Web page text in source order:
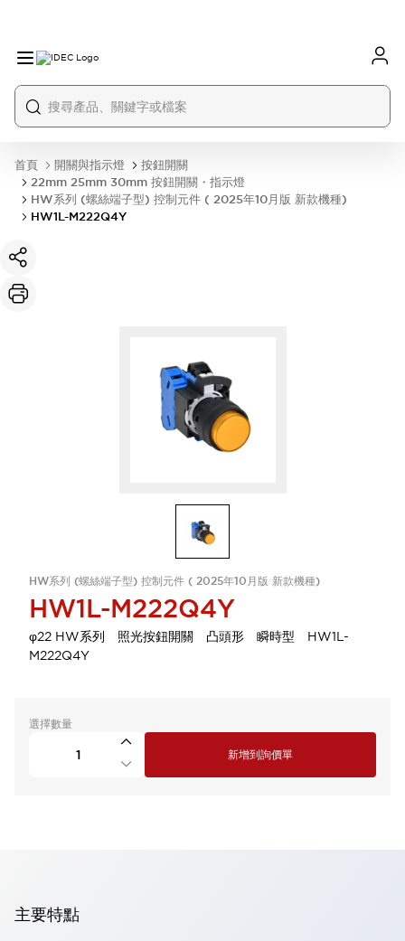
首頁 開關與指示燈
按鈕開關
22mm 25mm 30mm 按鈕開關・指示燈
HW系列 (螺絲端子型) 控制元件 ( 2025年10月版 新款機種)
HW1L-M222Q4Y
HW系列 (螺絲端子型) 控制元件 ( 2025年10月版 新款機種)
HW1L-M222Q4Y
φ22 HW系列 照光按鈕開關 凸頭形 瞬時型 HW1L-
M222Q4Y
選擇數量
新增到詢價單
主要特點